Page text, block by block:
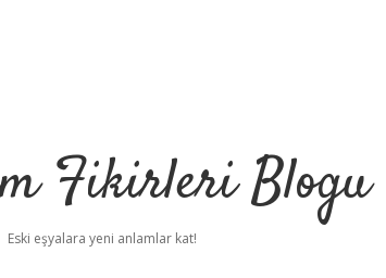
Fikirleri Blogu
Eski eşyalara yeni anlamlar kat!